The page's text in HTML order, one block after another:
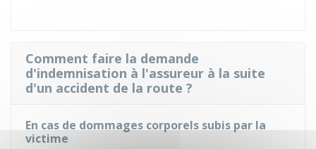
Comment faire la demande
d'indemnisation à l'assureur à la suite
d'un accident de la route ?
En cas de dommages corporels subis par la
victime